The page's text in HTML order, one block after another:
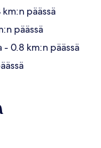
päässä
päässä
- 0.8 km:n päässä